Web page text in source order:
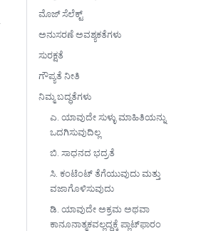
ಮೊಜ್ ಸೆಲೆಕ್ಟ್
ಅನುಸರಣೆ ಅವಶ್ಯಕತೆಗಳು
ಸುರಕ್ಷತೆ
ಗೌಪ್ಯತೆ ನೀತಿ
ನಿಮ್ಮ ಬದ್ಧತೆಗಳು
ಎ. ಯಾವುದೇ ಸುಳ್ಳು ಮಾಹಿತಿಯನ್ನು
ಒದಗಿಸುವುದಿಲ್ಲ
ಬಿ. ಸಾಧನದ ಭದ್ರತೆ
ಸಿ. ಕಂಟೆಂಟ್ ತೆಗೆಯುವುದು ಮತ್ತು
ವಜಾಗೊಳಿಸುವುದು
ಡಿ. ಯಾವುದೇ ಅಕ್ರಮ ಅಥವಾ
ಕಾನೂನಾತ್ಮಕವಲ್ಲದ್ದಕ್ಕೆ ಪ್ಲಾಟ್‌ಫಾರಂ